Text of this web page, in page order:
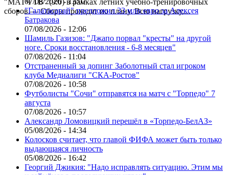
"МАТЧ ТВ" (9:0) в рамках летних учебно-тренировочных
сборов.— Сборы проходят по плану. Всю нагрузку,...
"Галатасарай" предложил 33 млн евро за Алексея
Батракова
07/08/2026 - 12:06
Шамиль Газизов: "Джапо порвал "кресты" на другой
ноге. Сроки восстановления - 6-8 месяцев"
07/08/2026 - 11:04
Отстраненный за допинг Заболотный стал игроком
клуба Медиалиги "СКА-Ростов"
07/08/2026 - 10:58
Футболисты "Сочи" отправятся на матч с "Торпедо" 7
августа
07/08/2026 - 10:57
Александр Ломовицкий перешёл в «Торпедо-БелАЗ»
05/08/2026 - 14:34
Колосков считает, что главой ФИФА может быть только
выдающаяся личность
05/08/2026 - 16:42
Георгий Джикия: "Надо исправлять ситуацию. Этим мы